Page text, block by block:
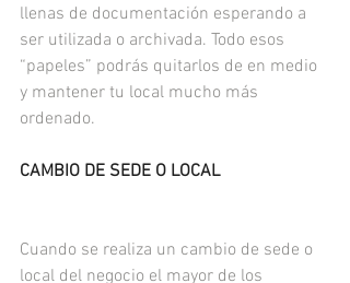
llenas de documentación esperando a
ser utilizada o archivada. Todo esos
“papeles” podrás quitarlos de en medio
y mantener tu local mucho más
ordenado.
CAMBIO DE SEDE O LOCAL
Cuando se realiza un cambio de sede o
local del negocio el mayor de los